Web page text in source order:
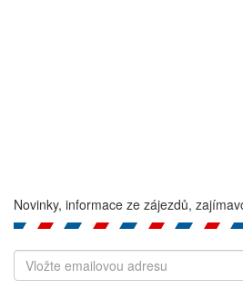
Novinky, informace ze zájezdů,